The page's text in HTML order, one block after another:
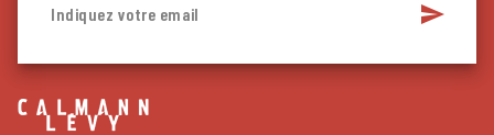
Indiquez votre email send